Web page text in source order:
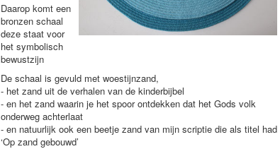
Daarop komt een
bronzen schaal
deze staat voor
het symbolisch
bewustzijn
De schaal is gevuld met woestijnzand,
- het zand uit de verhalen van de kinderbijbel
- en het zand waarin je het spoor ontdekken dat het Gods volk
onderweg achterlaat
- en natuurlijk ook een beetje zand van mijn scriptie die als titel had
‘Op zand gebouwd’